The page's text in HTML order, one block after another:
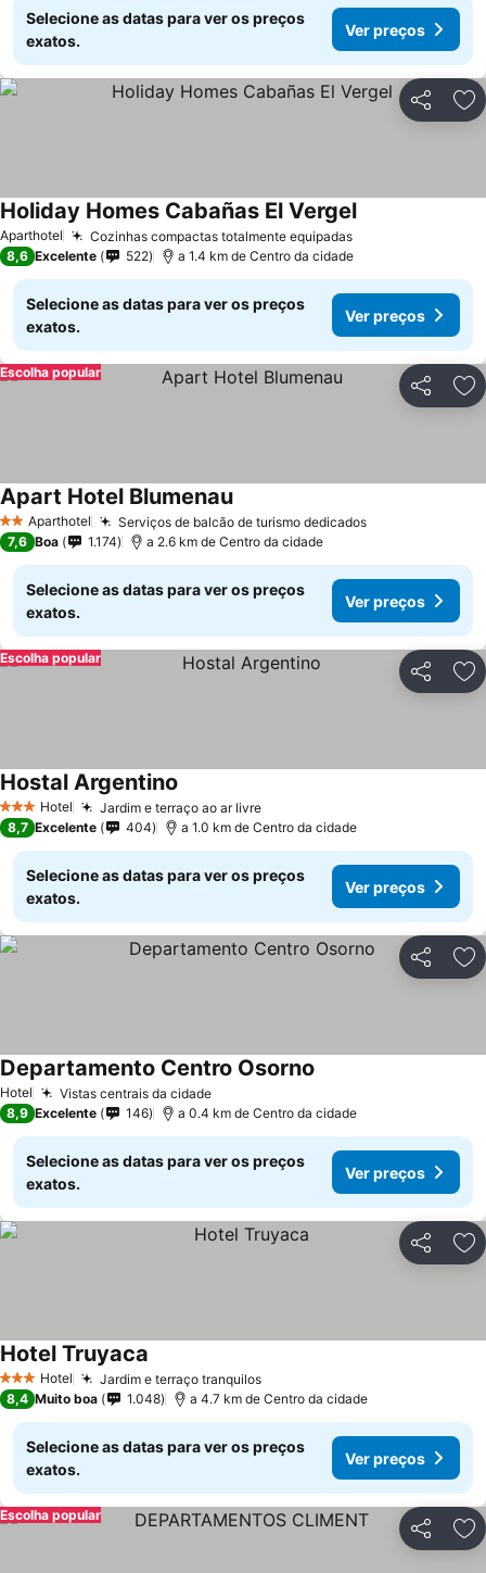
Selecione as datas para ver os preços
exatos.
Ver preços
Partilhar
Aparthotel Cozinhas compactas totalmente equipadasVer preços
Holiday Homes Cabañas El VergelVer preços
8,6 Excelente 522 a 1.4 km de Centro da cidade
Selecione as datas para ver os preços
exatos.
Ver preços
Partilhar
Escolha popular
2 EstrelasAparthotel Serviços de balcão de turismo dedicadosVer preços
Apart Hotel BlumenauVer preços
7,6 Boa 1.174 a 2.6 km de Centro da cidade
Selecione as datas para ver os preços
exatos.
Ver preços
Partilhar
Escolha popular
3 EstrelasHotel Jardim e terraço ao ar livreVer preços
Hostal Argentino
8,7 Excelente 404 a 1.0 km de Centro da cidade
Selecione as datas para ver os preços
exatos.
Ver preços
Partilhar
Hotel Vistas centrais da cidadeVer preços
Departamento Centro Osorno
8,9 Excelente 146 a 0.4 km de Centro da cidade
Selecione as datas para ver os preços
exatos.
Ver preços
Partilhar
3 EstrelasHotel Jardim e terraço tranquilosVer preços
Hotel Truyaca
8,4 Muito boa 1.048 a 4.7 km de Centro da cidade
Selecione as datas para ver os preços
exatos.
Ver preços
Partilhar
Escolha popular